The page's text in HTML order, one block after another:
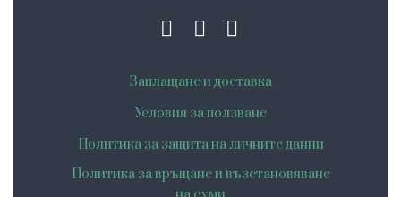
Заплащане и доставка
Условия за ползване
Политика за защита на личните данни
Политика за връщане и възстановяване